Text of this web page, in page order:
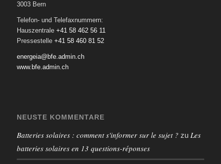
3003 Bern
Telefon- und Telefaxnummern:
Hauszentrale +41 58 462 56 11
Pressestelle +41 58 460 81 52
energeia@bfe.admin.ch
www.bfe.admin.ch
NEUSTE KOMMENTARE
Batteries solaires : comment s'informer sur le sujet ? zu Les
batteries solaires en 13 questions-réponses